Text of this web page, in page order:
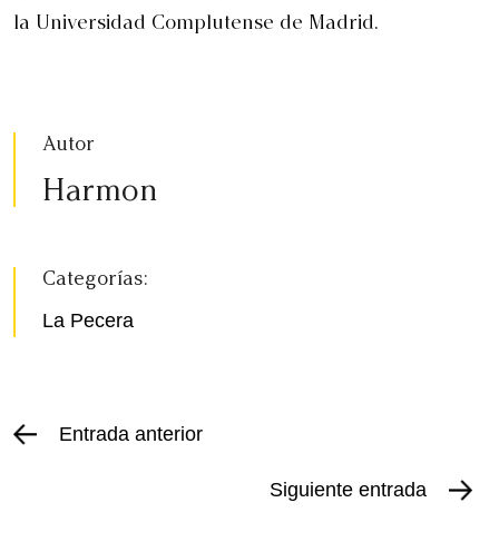
la Universidad Complutense de Madrid.
Autor
Harmon
Categorías:
La Pecera
Entrada anterior
Siguiente entrada